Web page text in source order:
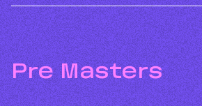
Pre Masters